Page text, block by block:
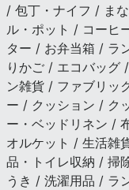
/ 包丁・ナイフ / ま
ル・ポット / コーヒ
ター / お弁当箱 / ラ
りかご / エコバッグ
ン雑貨 / ファブリッ
ー / クッション / ク
ー・ベッドリネン /
オルケット / 生活雑
品・トイレ収納 / 掃
うき / 洗濯用品 / ラ